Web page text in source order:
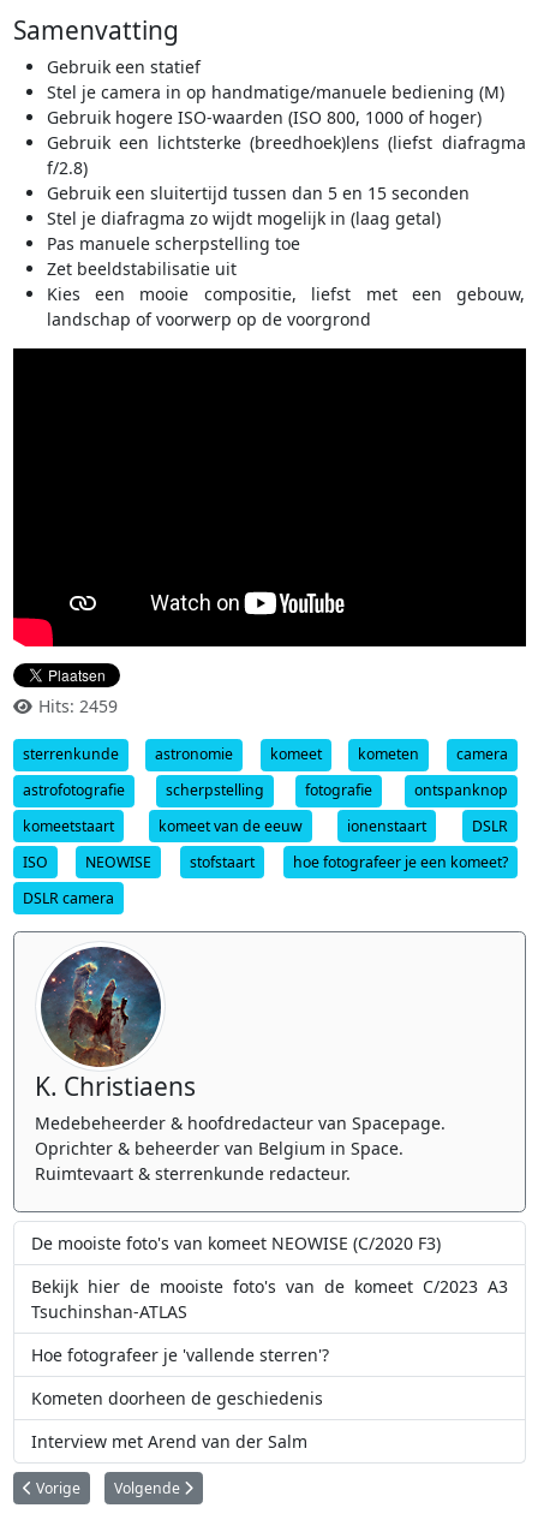
Samenvatting
Gebruik een statief
Stel je camera in op handmatige/manuele bediening (M)
Gebruik hogere ISO-waarden (ISO 800, 1000 of hoger)
Gebruik een lichtsterke (breedhoek)lens (liefst diafragma
f/2.8)
Gebruik een sluitertijd tussen dan 5 en 15 seconden
Stel je diafragma zo wijdt mogelijk in (laag getal)
Pas manuele scherpstelling toe
Zet beeldstabilisatie uit
Kies een mooie compositie, liefst met een gebouw,
landschap of voorwerp op de voorgrond
Hits: 2459
sterrenkunde astronomie komeet kometen
camera
astrofotografie
scherpstelling fotografie
ontspanknop
komeetstaart
komeet van de eeuw ionenstaart
DSLR
ISO
NEOWISE stofstaart
hoe fotografeer je een komeet?
DSLR camera
K. Christiaens
Medebeheerder & hoofdredacteur van Spacepage.
Oprichter & beheerder van Belgium in Space.
Ruimtevaart & sterrenkunde redacteur.
De mooiste foto's van komeet NEOWISE (C/2020 F3)
Bekijk hier de mooiste foto's van de komeet C/2023 A3
Tsuchinshan-ATLAS
Hoe fotografeer je 'vallende sterren'?
Kometen doorheen de geschiedenis
Interview met Arend van der Salm
Vorig artikel: Waar en wanneer kan je de komeet C/2023 A3 (Tsuchinshan-
Vorige Volgende artikel: Maak kennis met A11bP7I die mogelijks
Volgende